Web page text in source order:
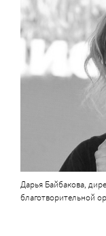
Дарья Байбакова,
благотворительной